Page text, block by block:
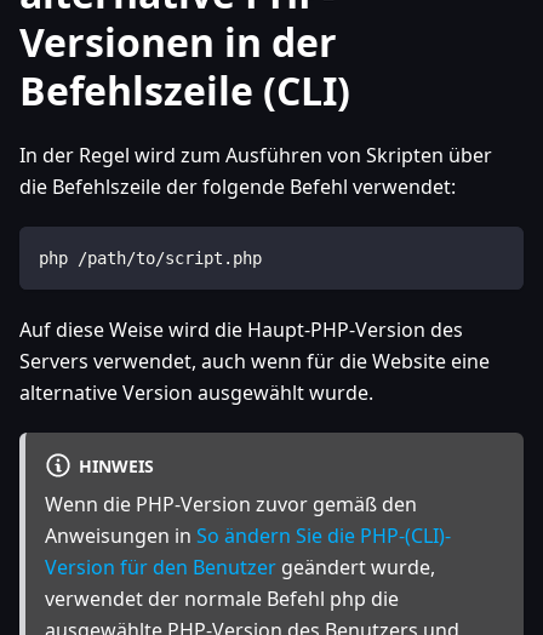
Versionen in der
Befehlszeile (CLI)
In der Regel wird zum Ausführen von Skripten über
die Befehlszeile der folgende Befehl verwendet:
php /path/to/script.php
Auf diese Weise wird die Haupt-PHP-Version des
Servers verwendet, auch wenn für die Website eine
alternative Version ausgewählt wurde.
HINWEIS
Wenn die PHP-Version zuvor gemäß den
Anweisungen in So ändern Sie die PHP-(CLI)-
Version für den Benutzer geändert wurde,
verwendet der normale Befehl php die